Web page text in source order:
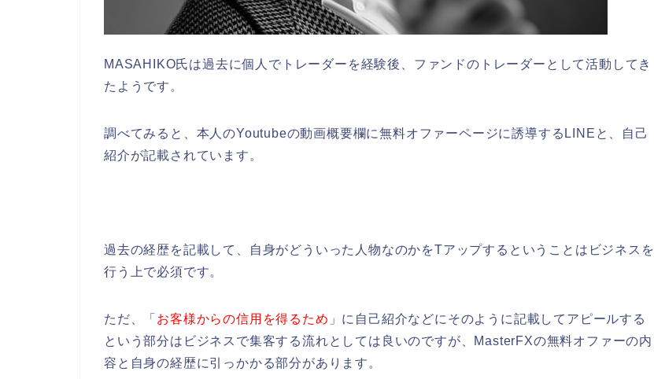
MASAHIKO氏は過去に個人でトレーダーを経験後、ファンドのトレーダーとして活動してき
たようです。
調べてみると、本人のYoutubeの動画概要欄に無料オファーページに誘導するLINEと、自己
紹介が記載されています。
過去の経歴を記載して、自身がどういった人物なのかをTアップするということはビジネスを
行う上で必須です。
ただ、「 お客様からの信用を得るため 」に自己紹介などにそのように記載してアピールする
という部分はビジネスで集客する流れとしては良いのですが、MasterFXの無料オファーの内
容と自身の経歴に引っかかる部分があります。